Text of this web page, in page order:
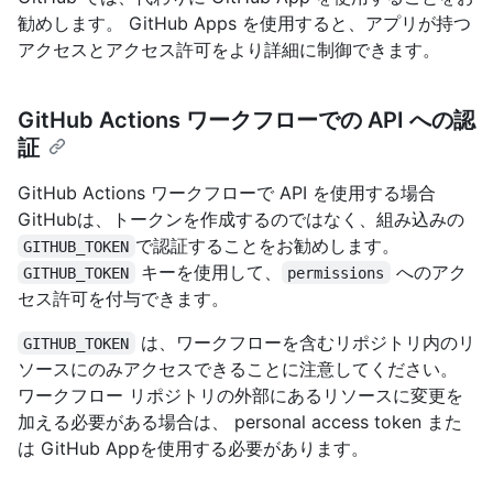
勧めします。 GitHub Apps を使用すると、アプリが持つ
アクセスとアクセス許可をより詳細に制御できます。
GitHub Actions ワークフローでの API への認
証
GitHub Actions ワークフローで API を使用する場合
GitHubは、トークンを作成するのではなく、組み込みの
GITHUB_TOKEN で認証することをお勧めします。
GITHUB_TOKEN キーを使用して、 permissions
へのアク
セス許可を付与できます。
GITHUB_TOKEN
は、ワークフローを含むリポジトリ内のリ
ソースにのみアクセスできることに注意してください。
ワークフロー リポジトリの外部にあるリソースに変更を
加える必要がある場合は、 personal access token また
は GitHub Appを使用する必要があります。